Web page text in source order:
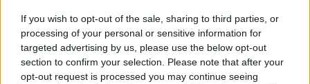
If you wish to opt-out of the sale, sharing to third parties, or
processing of your personal or sensitive information for
targeted advertising by us, please use the below opt-out
section to confirm your selection. Please note that after your
opt-out request is processed you may continue seeing